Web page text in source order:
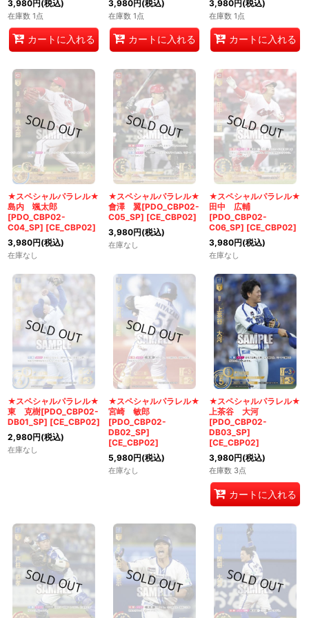
3,980円(税込)
在庫数 1点
カートに入れる
3,980円(税込)
在庫数 1点
カートに入れる
3,980円(税込)
在庫数 1点
カートに入れる
★スペシャルパラレル★
島内 颯太郎
[PDO_CBP02-
C04_SP] [CE_CBP02]
3,980円(税込)
在庫なし
★スペシャルパラレル★
會澤 翼[PDO_CBP02-
C05_SP] [CE_CBP02]
3,980円(税込)
在庫なし
★スペシャルパラレル★
田中 広輔
[PDO_CBP02-
C06_SP] [CE_CBP02]
3,980円(税込)
在庫なし
★スペシャルパラレル★
東 克樹[PDO_CBP02-
DB01_SP] [CE_CBP02]
2,980円(税込)
在庫なし
★スペシャルパラレル★
宮崎 敏郎
[PDO_CBP02-
DB02_SP]
[CE_CBP02]
5,980円(税込)
在庫なし
★スペシャルパラレル★
上茶谷 大河
[PDO_CBP02-
DB03_SP]
[CE_CBP02]
3,980円(税込)
在庫数 3点
カートに入れる